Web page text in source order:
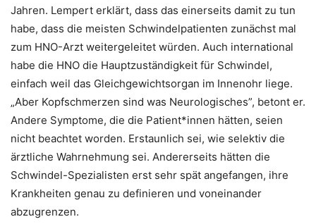
Jahren. Lempert erklärt, dass das einerseits damit zu tun
habe, dass die meisten Schwindelpatienten zunächst mal
zum HNO-Arzt weitergeleitet würden. Auch international
habe die HNO die Hauptzuständigkeit für Schwindel,
einfach weil das Gleichgewichtsorgan im Innenohr liege.
„Aber Kopfschmerzen sind was Neurologisches”, betont er.
Andere Symptome, die die Patient*innen hätten, seien
nicht beachtet worden. Erstaunlich sei, wie selektiv die
ärztliche Wahrnehmung sei. Andererseits hätten die
Schwindel-Spezialisten erst sehr spät angefangen, ihre
Krankheiten genau zu definieren und voneinander
abzugrenzen.